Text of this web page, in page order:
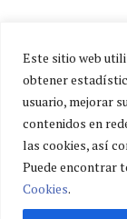
Este sitio web
obtener
usuario, mejorar
contenidos en
las cookies, así
Puede encontrar
Cookies.
un camino de